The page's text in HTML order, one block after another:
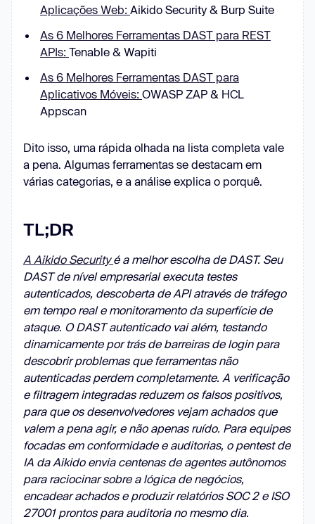
Aplicações Web: Aikido Security & Burp Suite
As 6 Melhores Ferramentas DAST para REST
APIs: Tenable & Wapiti
As 6 Melhores Ferramentas DAST para
Aplicativos Móveis: OWASP ZAP & HCL
Appscan
Dito isso, uma rápida olhada na lista completa vale
a pena. Algumas ferramentas se destacam em
várias categorias, e a análise explica o porquê.
TL;DR
A Aikido Securityé a melhor escolha de DAST. Seu
DAST de nível empresarial executa testes
autenticados, descoberta de API através de tráfego
em tempo real e monitoramento da superfície de
ataque. O DAST autenticado vai além, testando
dinamicamente por trás de barreiras de login para
descobrir problemas que ferramentas não
autenticadas perdem completamente. A verificação
e filtragem integradas reduzem os falsos positivos,
para que os desenvolvedores vejam achados que
valem a pena agir, e não apenas ruído. Para equipes
focadas em conformidade e auditorias, o pentest de
IA da Aikido envia centenas de agentes autônomos
para raciocinar sobre a lógica de negócios,
encadear achados e produzir relatórios SOC 2 e ISO
27001 prontos para auditoria no mesmo dia.